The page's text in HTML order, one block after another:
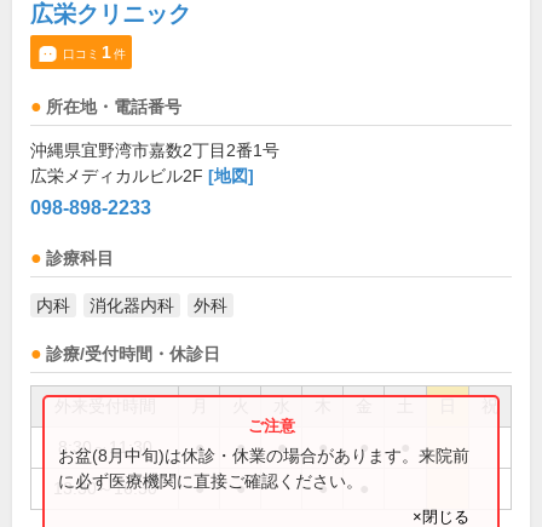
広栄クリニック
口コミ 1件
所在地・電話番号
沖縄県宜野湾市嘉数2丁目2番1号
広栄メディカルビル2F [地図]
098-898-2233
診療科目
内科 消化器内科 外科
診療/受付時間・休診日
祝
8:30～11:30 ● ● ● ● ●
13:30～16:30 ● ● ●
お盆(8月中旬)は休診・休業の場合があります。来院前
に必ず医療機関に直接ご確認ください。
×閉じる